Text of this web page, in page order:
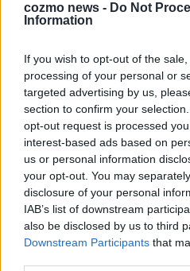
cozmo news - Do Not
Information
If you wish to opt-out of the
processing of your personal or
targeted advertising by us,
section to confirm your
opt-out request is processed
interest-based ads based on
us or personal information
your opt-out. You may
disclosure of your personal
IAB’s list of downstream
also be disclosed by us to third
Downstream Participants that
Vor- und Nachname
E-Mail
AD